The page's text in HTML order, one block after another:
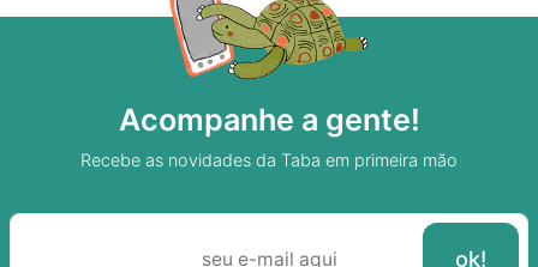
Acompanhe a gente!
Recebe as novidades da Taba em primeira mão